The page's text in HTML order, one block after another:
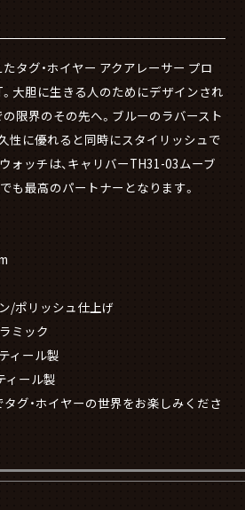
タグ・ホイヤー アクアレーサー プロ
大胆に生きる人のためにデザインされ
限界のその先へ。ブルーのラバースト
性に優れると同時にスタイリッシュで
ォッチは、キャリバーTH31-03ムーブ
も最高のパートナーとなります。
/ポリッシュ仕上げ
ミック
ィール製
ィール製
グ・ホイヤーの世界をお楽しみくださ